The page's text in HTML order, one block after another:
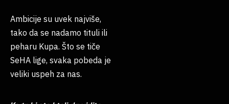
Ambicije su uvek najviše,
tako da se nadamo tituli ili
peharu Kupa. Što se tiče
SeHA lige, svaka pobeda je
veliki uspeh za nas.